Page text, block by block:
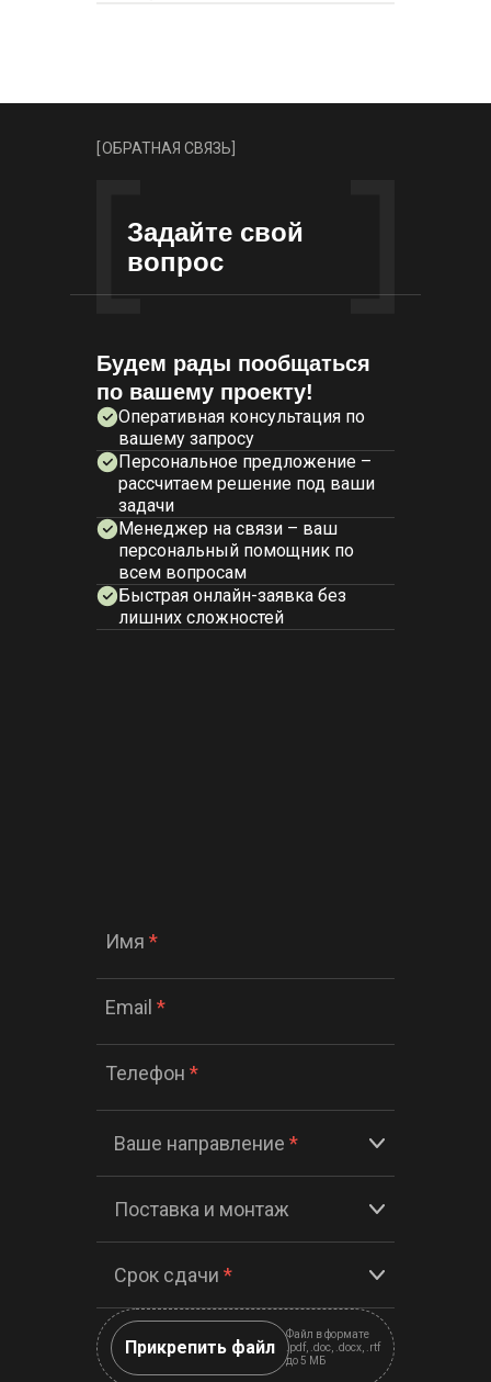
Имя *
Email *
Телефон *
Ваше направление *
Поставка и монтаж
Срок сдачи *
Прикрепить файл
Файл в формате
.pdf, .doc, .docx, .rtf
до 5 МБ
Задайте свой
вопрос
ОБРАТНАЯ СВЯЗЬ
Будем рады пообщаться
по вашему проекту!
Оперативная консультация по
вашему запросу
Персональное предложение –
рассчитаем решение под ваши
задачи
Менеджер на связи – ваш
персональный помощник по
всем вопросам
Быстрая онлайн-заявка без
лишних сложностей